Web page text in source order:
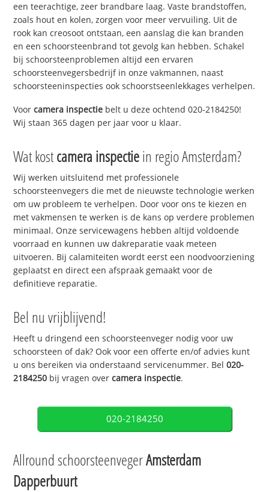
een teerachtige, zeer brandbare laag. Vaste brandstoffen,
zoals hout en kolen, zorgen voor meer vervuiling. Uit de
rook kan creosoot ontstaan, een aanslag die kan branden
en een schoorsteenbrand tot gevolg kan hebben. Schakel
bij schoorsteenproblemen altijd een ervaren
schoorsteenvegersbedrijf in onze vakmannen, naast
schoorsteeninspecties ook schoorstseenlekkages verhelpen.
Voorcamera inspectie belt u deze ochtend 020-2184250!
Wij staan 365 dagen per jaar voor u klaar.
Wat kostcamera inspectiein regio Amsterdam?
Wij werken uitsluitend met professionele
schoorsteenvegers die met de nieuwste technologie werken
om uw probleem te verhelpen. Door voor ons te kiezen en
met vakmensen te werken is de kans op verdere problemen
minimaal. Onze servicewagens hebben altijd voldoende
voorraad en kunnen uw dakreparatie vaak meteen
uitvoeren. Bij calamiteiten wordt eerst een noodvoorziening
geplaatst en direct een afspraak gemaakt voor de
definitieve reparatie.
Bel nu vrijblijvend!
Heeft u dringend een schoorsteenveger nodig voor uw
schoorsteen of dak? Ook voor een offerte en/of advies kunt
u ons bereiken via onderstaand servicenummer. Bel020-
2184250 bij vragen overcamera inspectie.
020-2184250
Allround schoorsteenvegerAmsterdam
Dapperbuurt